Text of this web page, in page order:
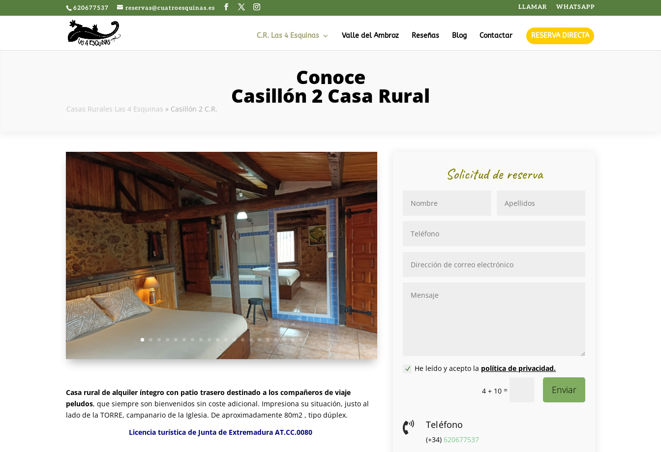
620677537 reservas@cuatroesquinas.es LLAMAR WHATSAPP
C.R. Las 4 Esquinas Valle del Ambroz Reseñas Blog Contactar RESERVA DIRECTA
Conoce
Casillón 2 Casa Rural
Casas Rurales Las 4 Esquinas » Casillón 2 C.R.
Casa rural de alquiler íntegro con patio trasero destinado a los compañeros de viaje
peludos, que siempre son bienvenidos sin coste adicional. Impresiona su situación, justo al
lado de la TORRE, campanario de la Iglesia. De aproximadamente 80m2 , tipo dúplex.
Licencia turística de Junta de Extremadura AT.CC.0080
Solicitud de reserva
He leído y acepto la política de privacidad.
4 + 10= Enviar
 Teléfono
(+34) 620677537